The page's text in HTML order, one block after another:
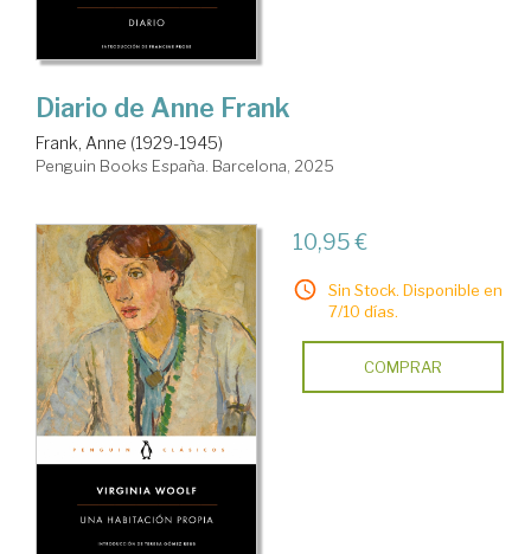
Diario de Anne Frank
Frank, Anne (1929-1945)
Penguin Books España. Barcelona, 2025
10,95 €
Sin Stock. Disponible en
7/10 días.
COMPRAR